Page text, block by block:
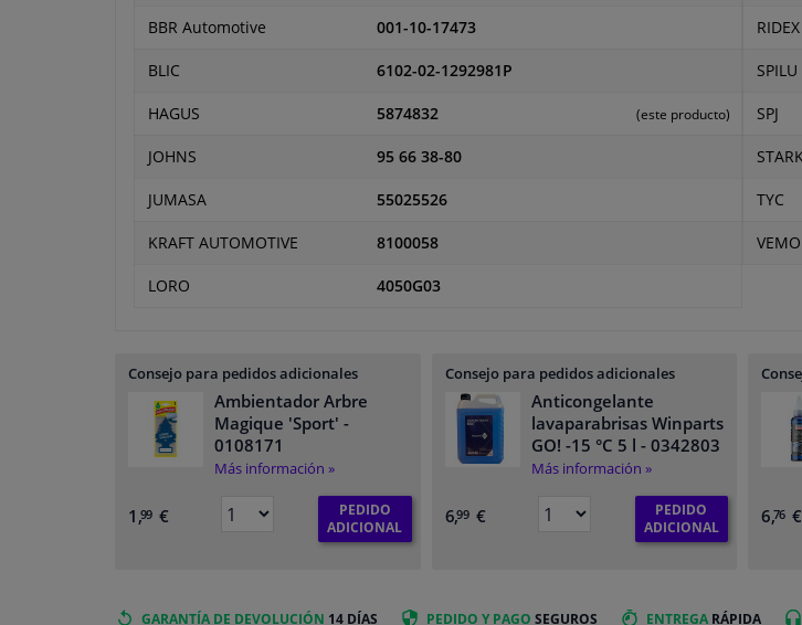
BBR Automotive 001-10-17473
BLIC 6102-02-1292981P
HAGUS 5874832 (este producto)
JOHNS 95 66 38-80
JUMASA 55025526
KRAFT AUTOMOTIVE 8100058
LORO 4050G03
RIDEX
SPILU
SPJ
TYC
VEMO
Consejo para pedidos adicionales
Ambientador Arbre
Magique 'Sport' -
0108171
Más información »
1,99 €
PEDIDO
ADICIONAL
Consejo para pedidos adicionales
Anticongelante
lavaparabrisas Winparts
GO! -15 °C 5 l - 0342803
Más información »
6,99 €
PEDIDO
ADICIONAL
6,76 €
GARANTÍA DE DEVOLUCIÓN 14 DÍAS PEDIDO Y PAGO SEGUROS ENTREGA RÁPIDA